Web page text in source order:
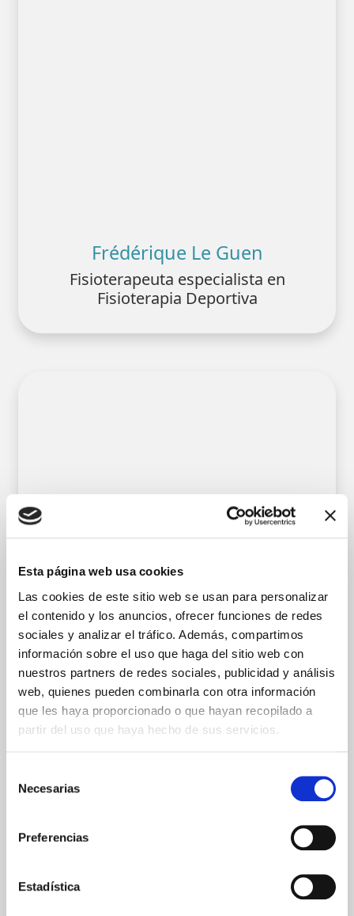
Esta página web usa cookies
Las cookies de este sitio web se usan para personalizar
el contenido y los anuncios, ofrecer funciones de redes
sociales y analizar el tráfico. Además, compartimos
información sobre el uso que haga del sitio web con
nuestros partners de redes sociales, publicidad y análisis
web, quienes pueden combinarla con otra información
que les haya proporcionado o que hayan recopilado a
partir del uso que haya hecho de sus servicios.
Necesarias
Preferencias
Estadística
Frédérique Le Guen
Fisioterapeuta especialista en
Fisioterapia Deportiva
Mª Lidia Juárez Albuixech
Fisioterapeuta especialista en Terapia
Vojta
ARTÍCULOS RELACIONADOS